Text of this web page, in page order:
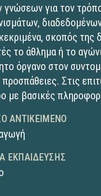
γνώσεων για τον
σκοπός της
το άθλημα ή το
όργανο στον
Στις
με βασικές
ΑΝΤΙΚΕΊΜΕΝΟ
ΕΚΠΑΊΔΕΥΣΗΣ